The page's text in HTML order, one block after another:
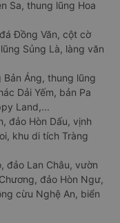
Sa, thung lũng Hoa
Đồng Văn, cột cờ
Sủng Là, làng văn
Bản Áng, thung lũng
Dải Yếm, bản Pa
Land,...
đảo Hòn Dấu, vịnh
khu di tích Tràng
đảo Lan Châu, vườn
đảo Hòn Ngư,
cừu Nghệ An, biển